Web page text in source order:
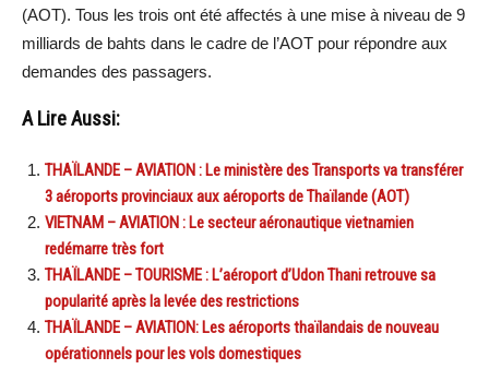
(AOT). Tous les trois ont été affectés à une mise à niveau de 9
milliards de bahts dans le cadre de l’AOT pour répondre aux
demandes des passagers.
A Lire Aussi:
THAÏLANDE – AVIATION : Le ministère des Transports va transférer
3 aéroports provinciaux aux aéroports de Thaïlande (AOT)
VIETNAM – AVIATION : Le secteur aéronautique vietnamien
redémarre très fort
THAÏLANDE – TOURISME : L’aéroport d’Udon Thani retrouve sa
popularité après la levée des restrictions
THAÏLANDE – AVIATION: Les aéroports thaïlandais de nouveau
opérationnels pour les vols domestiques